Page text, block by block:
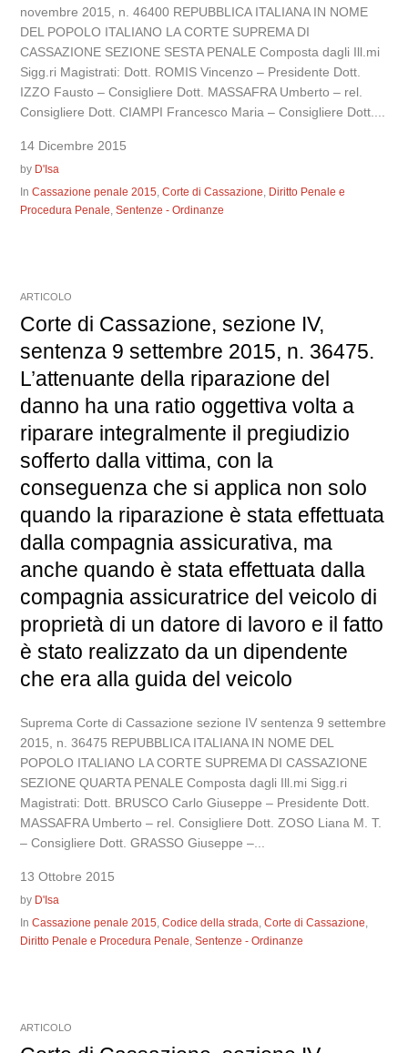
novembre 2015, n. 46400 REPUBBLICA ITALIANA IN NOME
DEL POPOLO ITALIANO LA CORTE SUPREMA DI
CASSAZIONE SEZIONE SESTA PENALE Composta dagli Ill.mi
Sigg.ri Magistrati: Dott. ROMIS Vincenzo – Presidente Dott.
IZZO Fausto – Consigliere Dott. MASSAFRA Umberto – rel.
Consigliere Dott. CIAMPI Francesco Maria – Consigliere Dott....
14 Dicembre 2015
by D'Isa
InCassazione penale 2015,Corte di Cassazione, Diritto Penale e
Procedura Penale,Sentenze - Ordinanze
ARTICOLO
Corte di Cassazione, sezione IV,
sentenza 9 settembre 2015, n. 36475.
L’attenuante della riparazione del
danno ha una ratio oggettiva volta a
riparare integralmente il pregiudizio
sofferto dalla vittima, con la
conseguenza che si applica non solo
quando la riparazione è stata effettuata
dalla compagnia assicurativa, ma
anche quando è stata effettuata dalla
compagnia assicuratrice del veicolo di
proprietà di un datore di lavoro e il fatto
è stato realizzato da un dipendente
che era alla guida del veicolo
Suprema Corte di Cassazione sezione IV sentenza 9 settembre
2015, n. 36475 REPUBBLICA ITALIANA IN NOME DEL
POPOLO ITALIANO LA CORTE SUPREMA DI CASSAZIONE
SEZIONE QUARTA PENALE Composta dagli Ill.mi Sigg.ri
Magistrati: Dott. BRUSCO Carlo Giuseppe – Presidente Dott.
MASSAFRA Umberto – rel. Consigliere Dott. ZOSO Liana M. T.
– Consigliere Dott. GRASSO Giuseppe –...
13 Ottobre 2015
by D'Isa
InCassazione penale 2015,Codice della strada,Corte di Cassazione,
Diritto Penale e Procedura Penale,Sentenze - Ordinanze
ARTICOLO